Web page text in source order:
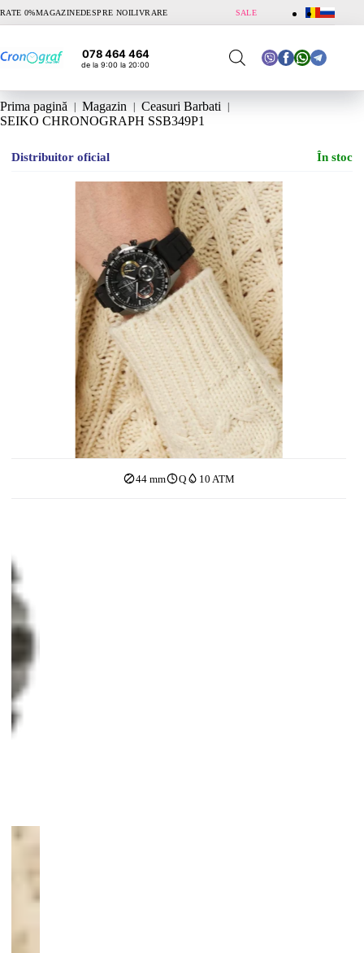
RATE 0%MAGAZINEDESPRE NOILIVRARE SALE
078 464 464
de la 9:00 la 20:00
Prima pagină Magazin
Ceasuri Barbati
SEIKO CHRONOGRAPH SSB349P1
Distribuitor oficial În stoc
44 mm Q 10 ATM